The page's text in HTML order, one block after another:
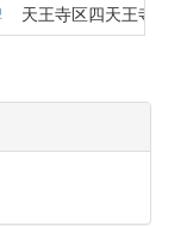
天王寺区四天王寺１